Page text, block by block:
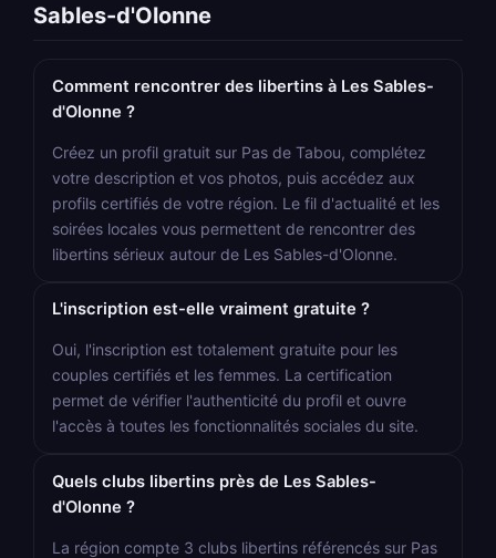
Sables-d'Olonne
Comment rencontrer des libertins à Les Sables-
d'Olonne ?
Créez un profil gratuit sur Pas de Tabou, complétez
votre description et vos photos, puis accédez aux
profils certifiés de votre région. Le fil d'actualité et les
soirées locales vous permettent de rencontrer des
libertins sérieux autour de Les Sables-d'Olonne.
L'inscription est-elle vraiment gratuite ?
Oui, l'inscription est totalement gratuite pour les
couples certifiés et les femmes. La certification
permet de vérifier l'authenticité du profil et ouvre
l'accès à toutes les fonctionnalités sociales du site.
Quels clubs libertins près de Les Sables-
d'Olonne ?
La région compte 3 clubs libertins référencés sur Pas